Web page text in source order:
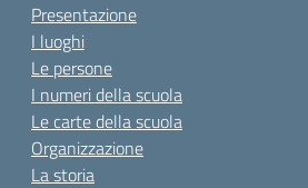
Presentazione
I luoghi
Le persone
I numeri della scuola
Le carte della scuola
Organizzazione
La storia